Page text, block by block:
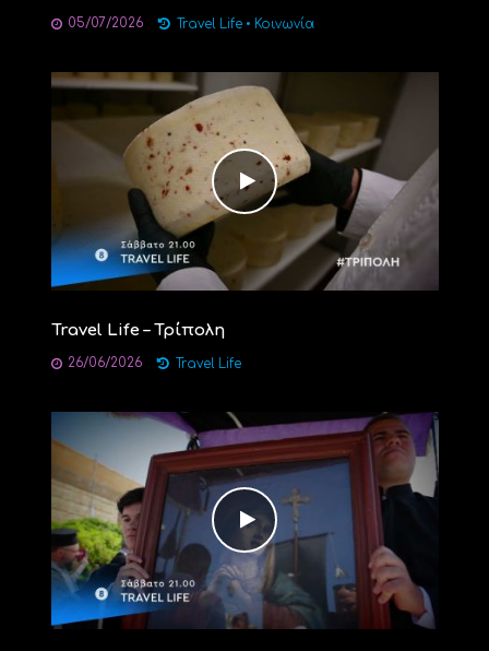
05/07/2026 Travel Life • Κοινωνία
Travel Life – Τρίπολη
26/06/2026 Travel Life